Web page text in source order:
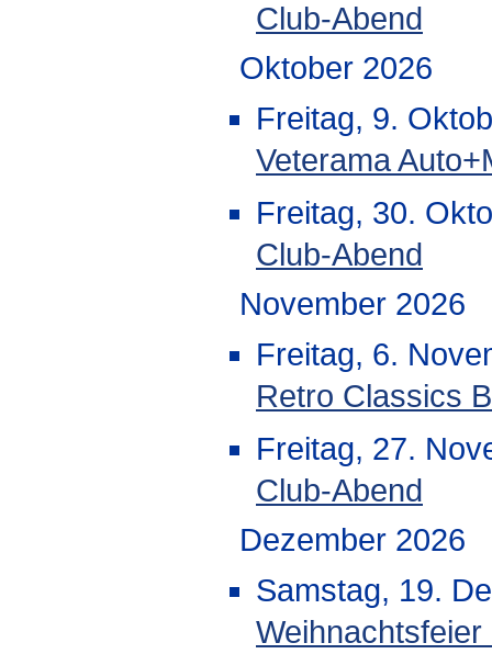
Club-Abend
Oktober 2026
Freitag, 9.
Veterama
Freitag, 30.
Club-Abend
November 2026
Freitag, 6.
Retro Classics
Freitag, 27.
Club-Abend
Dezember 2026
Samstag, 19.